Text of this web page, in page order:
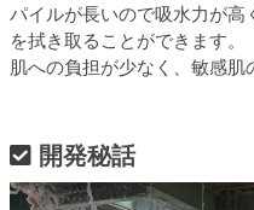
パイルが長いので吸水力が高
を拭き取ることができます。
肌への負担が少なく、敏感肌
開発秘話